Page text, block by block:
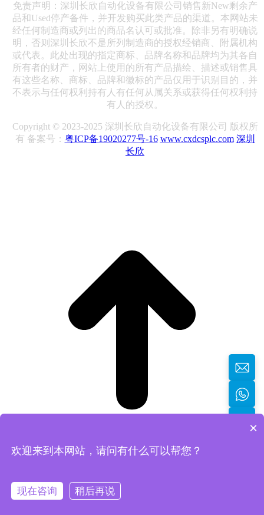
免责声明：深圳长欣自动化设备有限公司销售新New剩余产
品和Used停产备件，并开发购买此类产品的渠道。本网站未
经任何制造商或列出的商品名认可或批准。除非另有明确说
明，否则深圳长欣不是所列制造商的授权经销商、附属机构
或代表。此处出现的指定商标、品牌名称和品牌均为其各自
所有者的财产，网站上使用的所有产品描绘、描述或销售具
有这些名称、商标、品牌和徽标的产品仅用于识别目的，并
不表示与任何权利持有人有任何从属关系或获得任何权利持
有人的授权。
Copyright © 2023-2025 深圳长欣自动化设备有限公司 版权所
有 备案号： 粤ICP备19020277号-16 www.cxdcsplc.com 深圳
长欣
×
欢迎来到本网站，请问有什么可以帮您？
现在咨询 稍后再说